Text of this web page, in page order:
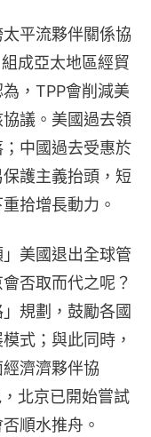
平流夥伴關係協
成亞太地區經貿
，TPP會削減美
議。美國過去領
中國過去受惠於
護主義抬頭，短
拾增長動力。
美國退出全球管
否取而代之呢？
規劃，鼓勵各國
式；與此同時，
濟濟夥伴協
北京已開始嘗試
順水推舟。